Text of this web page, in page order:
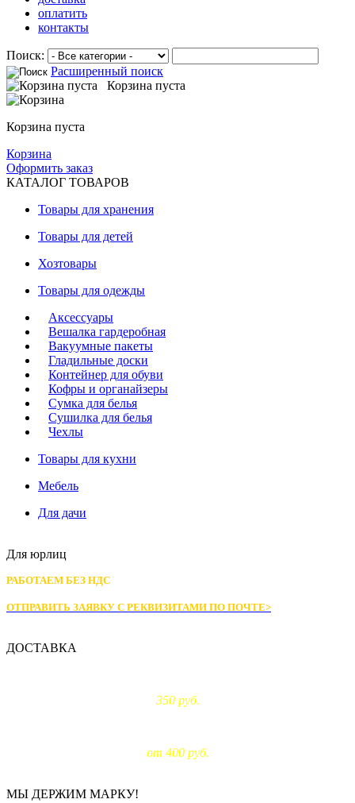
оплатить
контакты
Поиск:
Расширенный поиск
Корзина пуста
Корзина пуста
Корзина
Оформить заказ
КАТАЛОГ ТОВАРОВ
Товары для хранения
Товары для детей
Хозтовары
Товары для одежды
Аксессуары
Вешалка гардеробная
Вакуумные пакеты
Гладильные доски
Контейнер для обуви
Кофры и органайзеры
Сумка для белья
Сушилка для белья
Чехлы
Товары для кухни
Мебель
Для дачи
Для юрлиц
РАБОТАЕМ БЕЗ НДС
ОТПРАВИТЬ ЗАЯВКУ С РЕКВИЗИТАМИ ПО ПОЧТЕ>
ДОСТАВКА
350 руб.
от 400 руб.
МЫ ДЕРЖИМ МАРКУ!